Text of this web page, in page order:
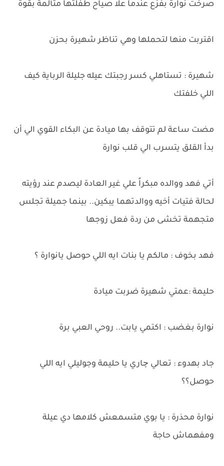
صرخت نوارة بفزع عندما علا صياح طفلتها متألمة بقوة
اقتربت منها لتحملها وهي تناظر شهيرة بحزن
شهيرة : تستاهلي كسر رجبتك عيله جليلة الرباية كيف
اللي خلفتك
مضت ساعة لم تتوقف بها ميادة عن البكاء القوي الي أن
بدأ القلق يتسرب الي قلب نوارة
أتي فهد ووالده مبكراً علي غير العادة ليصدم عند رؤيته
لحالة فتيات أخيه ووالدتهما يبكين.. بينما جميلة تجلس
متجهمة تخشى من ردة فعل زوجها
فهد بخوف : مالكم يا بنات ايه اللي حوصل يانوارة ؟
حليمة :عمتي شهيرة ضربت ميادة
نوارة بغضب : اكتمي يابت.. روحي العبي برة
جاد بهدوء : تعالي چاري يا حليمة وجوليلي ايه اللي
حوصل؟؟
نوارة محذرة : يا بوي متسمعش كلامها دي عيلة
ومفهماش حاجة